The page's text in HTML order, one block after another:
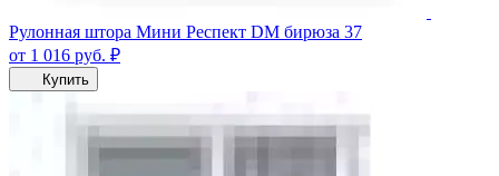
Рулонная штора Мини Респект DM бирюза 37
от 1 016 руб. ₽
Купить